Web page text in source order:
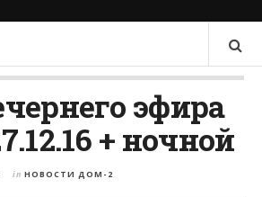
эфира
+ ночной
in НОВОСТИ ДОМ-2